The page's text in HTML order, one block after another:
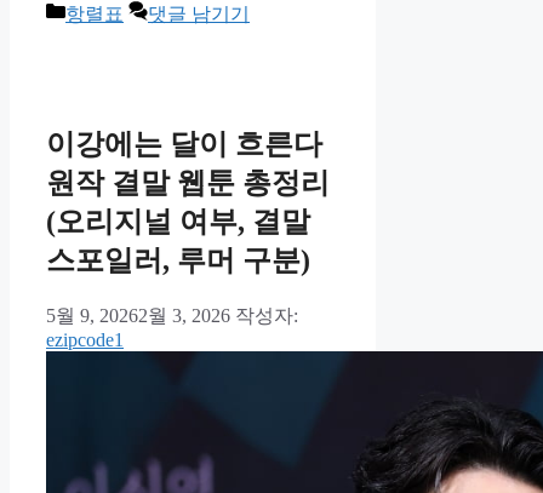
카
항렬표 댓글 남기기
이강에는 달이 흐른다
원작 결말 웹툰 총정리
(오리지널 여부, 결말
스포일러, 루머 구분)
5월 9, 20262월 3, 2026 작성자:
ezipcode1